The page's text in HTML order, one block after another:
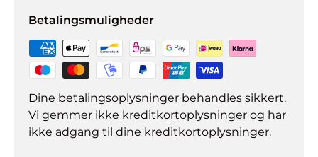
Betalingsmuligheder
Dine betalingsoplysninger behandles sikkert.
Vi gemmer ikke kreditkortoplysninger og har
ikke adgang til dine kreditkortoplysninger.